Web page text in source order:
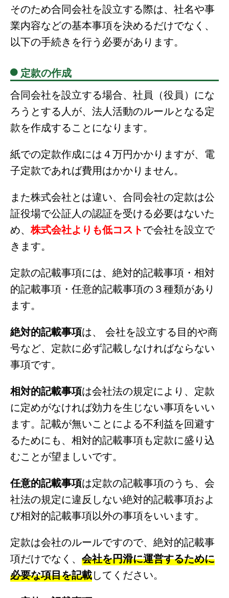
そのため合同会社を設立する際は、社名や事
業内容などの基本事項を決めるだけでなく、
以下の手続きを行う必要があります。
定款の作成
合同会社を設立する場合、社員（役員）にな
ろうとする人が、法人活動のルールとなる定
款を作成することになります。
紙での定款作成には４万円かかりますが、電
子定款であれば費用はかかりません。
また株式会社とは違い、合同会社の定款は公
証役場で公証人の認証を受ける必要はないた
め、株式会社よりも低コストで会社を設立で
きます。
定款の記載事項には、絶対的記載事項・相対
的記載事項・任意的記載事項の３種類があり
ます。
絶対的記載事項は、 会社を設立する目的や商
号など、定款に必ず記載しなければならない
事項です。
相対的記載事項は会社法の規定により、定款
に定めがなければ効力を生じない事項をいい
ます。記載が無いことによる不利益を回避す
るためにも、相対的記載事項も定款に盛り込
むことが望ましいです。
任意的記載事項は定款の記載事項のうち、会
社法の規定に違反しない絶対的記載事項およ
び相対的記載事項以外の事項をいいます。
定款は会社のルールですので、絶対的記載事
項だけでなく、 会社を円滑に運営するために
必要な項目を記載してください。